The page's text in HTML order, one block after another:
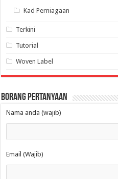
Kad Perniagaan
Terkini
Tutorial
Woven Label
Borang Pertanyaan
Nama anda (wajib)
Email (Wajib)